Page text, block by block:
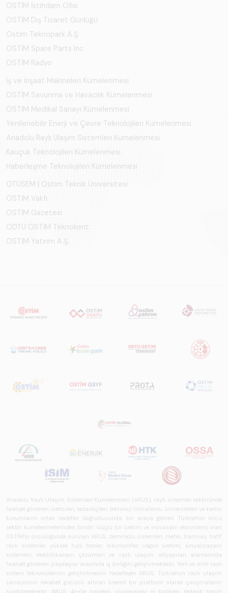
OSTİM İstihdam Ofisi
OSTİM Dış Ticaret Günlüğü
Ostim Teknopark A.Ş.
OSTİM Spare Parts Inc.
OSTİM Radyo
İş ve İnşaat Makineleri Kümelenmesi
OSTİM Savunma ve Havacılık Kümelenmesi
OSTİM Medikal Sanayi Kümelenmesi
Yenilenebilir Enerji ve Çevre Teknolojileri Kümelenmesi
Anadolu Raylı Ulaşım Sistemleri Kümelenmesi
Kauçuk Teknolojileri Kümelenmesi
Haberleşme Teknolojileri Kümelenmesi
OTÜSEM | Ostim Teknik Üniversitesi
OSTİM Vakfı
OSTİM Gazetesi
ODTÜ OSTİM Teknokent
OSTİM Yatırım A.Ş.
Anadolu Raylı Ulaşım Sistemleri Kümelenmesi (ARUS), raylı sistemler sektöründe
faaliyet gösteren üreticileri, tedarikçileri, teknoloji firmalarını, üniversiteleri ve kamu
kurumlarını ortak hedefler doğrultusunda bir araya getiren Türkiye'nin öncü
sektör kümelenmelerinden biridir. Güçlü bir üretim ve inovasyon ekosistemi olan
OSTİM'in öncülüğünde kurulan ARUS; demiryolu sistemleri, metro, tramvay, hafif
raylı sistemler, yüksek hızlı trenler, lokomotifler, vagon üretimi, sinyalizasyon
sistemleri, elektrifikasyon çözümleri ve raylı ulaşım altyapıları alanlarında
faaliyet gösteren paydaşlar arasında iş birliğini geliştirmektedir. Yerli ve milli raylı
sistem teknolojilerinin geliştirilmesini hedefleyen ARUS, Türkiye'nin raylı ulaşım
sanayisinin rekabet gücünü artıran önemli bir platform olarak çalışmalarını
sürdürmektedir. ARUS; Ar-Ge projeleri, uluslararası iş birlikleri, tedarik zinciri